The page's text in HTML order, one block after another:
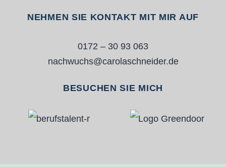
NEHMEN SIE KONTAKT MIT MIR AUF
0172 – 30 93 063
nachwuchs@carolaschneider.de
BESUCHEN SIE MICH